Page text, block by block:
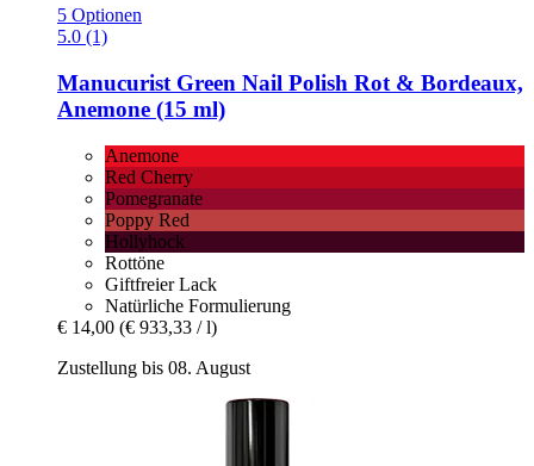
5 Optionen
5.0 (1)
Manucurist Green Nail Polish Rot & Bordeaux,
Anemone (15 ml)
Anemone
Red Cherry
Pomegranate
Poppy Red
Hollyhock
Rottöne
Giftfreier Lack
Natürliche Formulierung
€ 14,00 (€ 933,33 / l)
Zustellung bis 08. August